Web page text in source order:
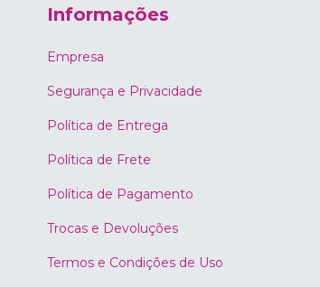
Informações
Empresa
Segurança e Privacidade
Política de Entrega
Política de Frete
Política de Pagamento
Trocas e Devoluções
Termos e Condições de Uso